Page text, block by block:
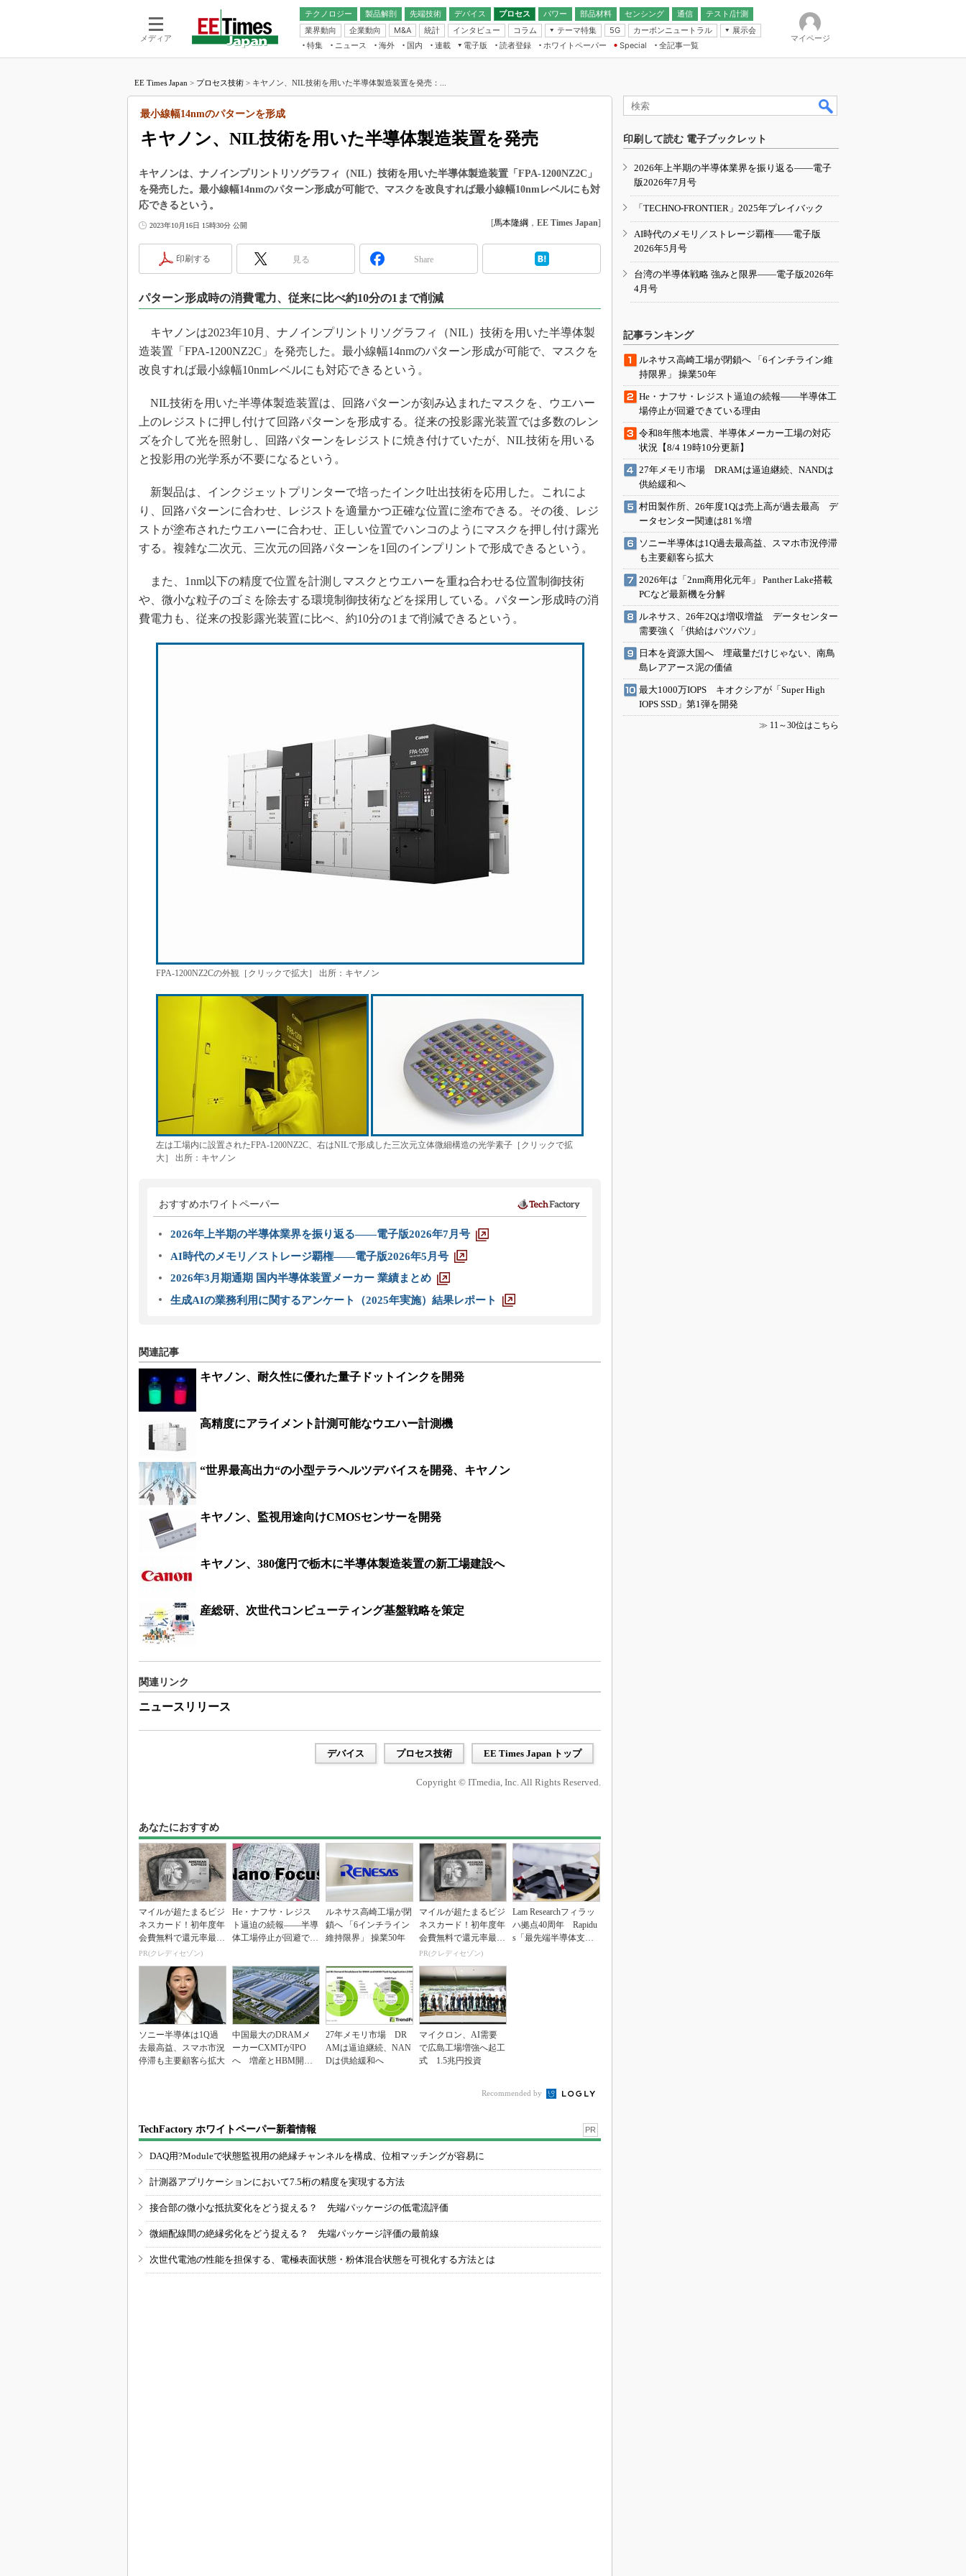
メディア
テクノロジー 製品解剖
先端技術
電池／エネルギー
デバイス
アナログ
マイコン
プロセス パワー 部品材料 センシング
通信
無線
テスト/計測
業界動向
企業動向 M&A 統計 インタビュー コラム
テーマ特集
フィジカルAI
読者調査（EE Times Research）
エレクトロニクス入門（EDN
5G カーボンニュートラル
展示会
IoT・エッジコンピューティング
EXPO
TECHNO-FRONTIER
人とくるま展
特集 ニュース 海外 国内
連載
福田昭のデバイス通信
大山聡の業界スコープ
リタイア直前エンジニアの社会人大
学漂流記
この10年で起こったこと、次の10年
製品分解で探るアジアの新トレンド
光伝送技術を知る
“異端児エンジニア”が仕掛けた社内
改革、執念の180日
JASA発IoT通信
IHSアナリスト「未来展望」
「英語に愛されないエンジニア」の
ための新行動論
電子版
電子ブックレット
読者登録 ホワイトペーパー
Special
全記事一覧
マイページ
EE Times Japan > プロセス技術 > キヤノン、NIL技術を用いた半導体製造装置を発売：...
キヤノン、NIL技術を用いた半導体製造装置を発売
最小線幅14nmのパターンを形成
キヤノンは、ナノインプリントリソグラフィ（NIL）技術を用いた半導体製造装置「FPA-1200NZ2C」
を発売した。最小線幅14nmのパターン形成が可能で、マスクを改良すれば最小線幅10nmレベルにも対
応できるという。
2023年10月16日 15時30分 公開 [馬本隆綱 ， EE Times Japan]
印刷する 見る Share
パターン形成時の消費電力、従来に比べ約10分の1まで削減
キヤノンは2023年10月、ナノインプリントリソグラフィ（NIL）技術を用いた半導体製
造装置「FPA-1200NZ2C」を発売した。最小線幅14nmのパターン形成が可能で、マスクを
改良すれば最小線幅10nmレベルにも対応できるという。
NIL技術を用いた半導体製造装置は、回路パターンが刻み込まれたマスクを、ウエハー
上のレジストに押し付けて回路パターンを形成する。従来の投影露光装置では多数のレン
ズを介して光を照射し、回路パターンをレジストに焼き付けていたが、NIL技術を用いる
と投影用の光学系が不要になるという。
新製品は、インクジェットプリンターで培ったインク吐出技術を応用した。これによ
り、回路パターンに合わせ、レジストを適量かつ正確な位置に塗布できる。その後、レジ
ストが塗布されたウエハーに合わせ、正しい位置でハンコのようにマスクを押し付け露光
する。複雑な二次元、三次元の回路パターンを1回のインプリントで形成できるという。
また、1nm以下の精度で位置を計測しマスクとウエハーを重ね合わせる位置制御技術
や、微小な粒子のゴミを除去する環境制御技術などを採用している。パターン形成時の消
費電力も、従来の投影露光装置に比べ、約10分の1まで削減できるという。
FPA-1200NZ2Cの外観［クリックで拡大］ 出所：キヤノン
左は工場内に設置されたFPA-1200NZ2C、右はNILで形成した三次元立体微細構造の光学素子［クリックで拡
大］ 出所：キヤノン
おすすめホワイトペーパー
2026年上半期の半導体業界を振り返る――電子版2026年7月号
AI時代のメモリ／ストレージ覇権――電子版2026年5月号
2026年3月期通期 国内半導体装置メーカー 業績まとめ
生成AIの業務利用に関するアンケート（2025年実施）結果レポート
関連記事
キヤノン、耐久性に優れた量子ドットインクを開発
高精度にアライメント計測可能なウエハー計測機
“世界最高出力“の小型テラヘルツデバイスを開発、キヤノン
キヤノン、監視用途向けCMOSセンサーを開発
キヤノン、380億円で栃木に半導体製造装置の新工場建設へ
産総研、次世代コンピューティング基盤戦略を策定
関連リンク
ニュースリリース
デバイス プロセス技術 EE Times Japan トップ
Copyright © ITmedia, Inc. All Rights Reserved.
あなたにおすすめ
マイルが超たまるビジ
ネスカード！初年度年
会費無料で還元率最大
1.125%
PR(クレディセゾン)
He・ナフサ・レジス
ト逼迫の続報――半導
体工場停止が回避でき
ルネサス高崎工場が閉
鎖へ 「6インチライン
維持限界」 操業50年
マイルが超たまるビジ
ネスカード！初年度年
会費無料で還元率最大
1.125%
PR(クレディセゾン)
Lam Researchフィラッ
ハ拠点40周年 Rapidu
s「最先端半導体支
ソニー半導体は1Q過
去最高益、スマホ市況
停滞も主要顧客ら拡大
中国最大のDRAMメ
ーカーCXMTがIPO
へ 増産とHBM開発
27年メモリ市場 DR
AMは逼迫継続、NAN
Dは供給緩和へ
マイクロン、AI需要
で広島工場増強へ起工
式 1.5兆円投資
Recommended by
TechFactory ホワイトペーパー新着情報 PR
DAQ用?Moduleで状態監視用の絶縁チャンネルを構成、位相マッチングが容易に
計測器アプリケーションにおいて7.5桁の精度を実現する方法
接合部の微小な抵抗変化をどう捉える？ 先端パッケージの低電流評価
微細配線間の絶縁劣化をどう捉える？ 先端パッケージ評価の最前線
次世代電池の性能を担保する、電極表面状態・粉体混合状態を可視化する方法とは
印刷して読む 電子ブックレット
2026年上半期の半導体業界を振り返る――電子
版2026年7月号
「TECHNO-FRONTIER」2025年プレイバック
AI時代のメモリ／ストレージ覇権――電子版
2026年5月号
台湾の半導体戦略 強みと限界――電子版2026年
4月号
記事ランキング
ルネサス高崎工場が閉鎖へ 「6インチライン維
持限界」 操業50年
He・ナフサ・レジスト逼迫の続報――半導体工
場停止が回避できている理由
令和8年熊本地震、半導体メーカー工場の対応
状況【8/4 19時10分更新】
27年メモリ市場 DRAMは逼迫継続、NANDは
供給緩和へ
村田製作所、26年度1Qは売上高が過去最高 デ
ータセンター関連は81％増
ソニー半導体は1Q過去最高益、スマホ市況停滞
も主要顧客ら拡大
2026年は「2nm商用化元年」 Panther Lake搭載
PCなど最新機を分解
ルネサス、26年2Qは増収増益 データセンター
需要強く「供給はパツパツ」
日本を資源大国へ 埋蔵量だけじゃない、南鳥
島レアアース泥の価値
最大1000万IOPS キオクシアが「Super High
IOPS SSD」第1弾を開発
≫ 11～30位はこちら